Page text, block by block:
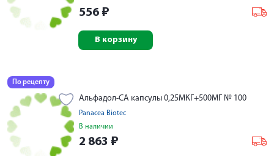
556 ₽
В корзину
По рецепту
Альфадол-СА капсулы 0,25МКГ+500МГ № 100
Panacea Biotec
В наличии
2 863 ₽